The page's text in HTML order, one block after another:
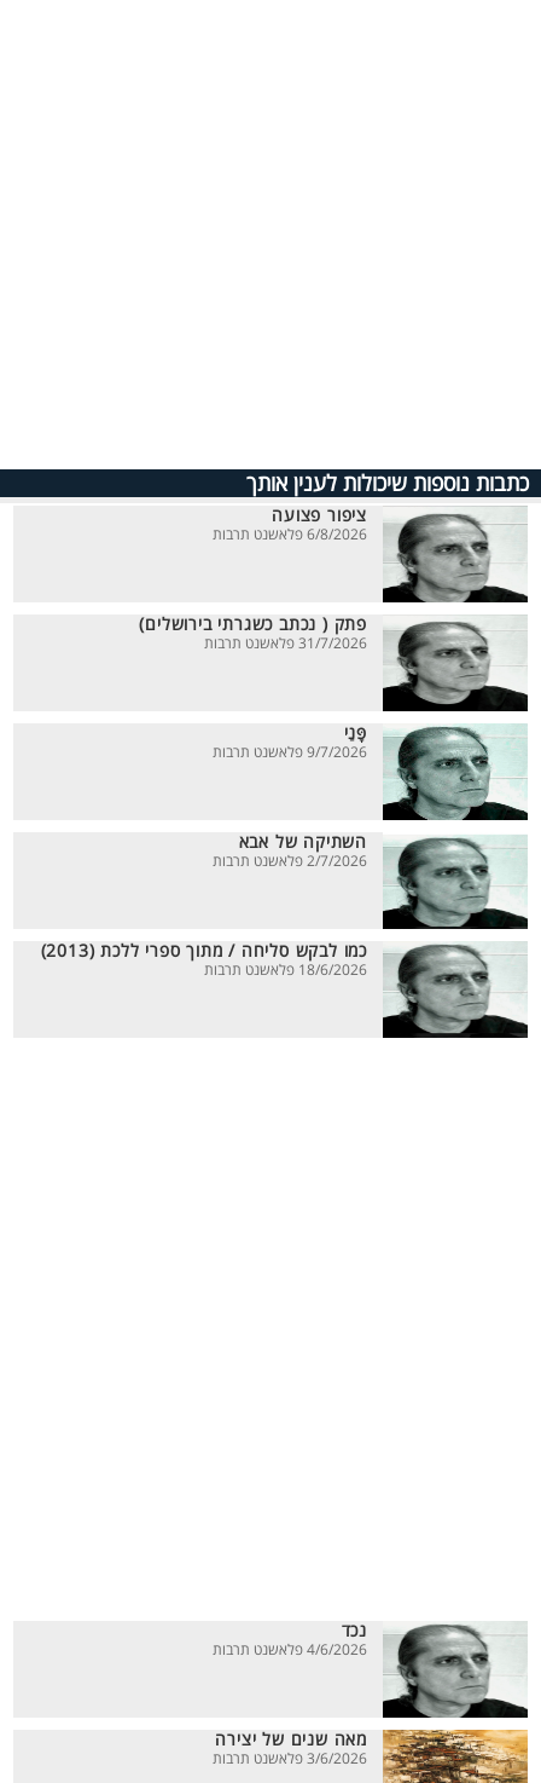
כתבות נוספות שיכולות לענין אותך
ציפור פצועה
6/8/2026 פלאשנט תרבות
פתק ( נכתב כשגרתי בירושלים)
31/7/2026 פלאשנט תרבות
פָּנַי
9/7/2026 פלאשנט תרבות
השתיקה של אבא
2/7/2026 פלאשנט תרבות
כמו לבקש סליחה / מתוך ספרי ללכת (2013)
18/6/2026 פלאשנט תרבות
נכד
4/6/2026 פלאשנט תרבות
מאה שנים של יצירה
3/6/2026 פלאשנט תרבות